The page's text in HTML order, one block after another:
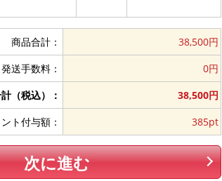
商品合計：
38,500円
発送手数料：
0円
（税込）：
38,500円
ト付与額：
385pt
次に進む